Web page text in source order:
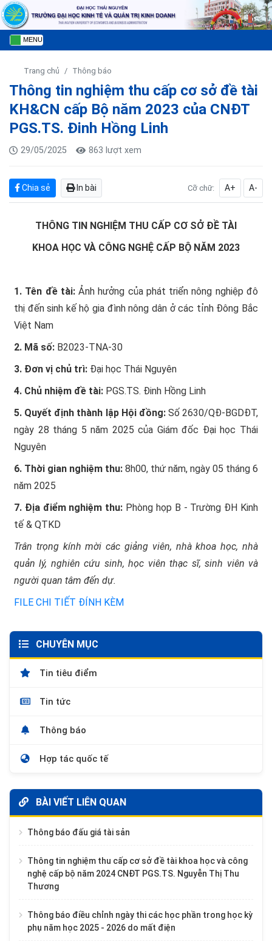
MENU
Trang chủ Thông báo
Thông tin nghiệm thu cấp cơ sở đề tài
KH&CN cấp Bộ năm 2023 của CNĐT
PGS.TS. Đinh Hồng Linh
29/05/2025 863 lượt xem
Chia sẻ In bài Cỡ chữ: A+ A-
THÔNG TIN NGHIỆM THU CẤP CƠ SỞ ĐỀ TÀI
KHOA HỌC VÀ CÔNG NGHỆ CẤP BỘ NĂM 2023
1. Tên đề tài:Ảnh hưởng của phát triển nông nghiệp đô
thị đến sinh kế hộ gia đình nông dân ở các tỉnh Đông Bắc
Việt Nam
2. Mã số: B2023-TNA-30
3. Đơn vị chủ trì: Đại học Thái Nguyên
4. Chủ nhiệm đề tài: PGS.TS. Đinh Hồng Linh
5. Quyết định thành lập Hội đồng:Số 2630/QĐ-BGDĐT,
ngày 28 tháng 5 năm 2025 của Giám đốc Đại học Thái
Nguyên
6. Thời gian nghiệm thu: 8h00, thứ năm, ngày 05 tháng 6
năm 2025
7. Địa điểm nghiệm thu: Phòng họp B - Trường ĐH Kinh
tế & QTKD
Trân trọng kính mời các giảng viên, nhà khoa học, nhà
quản lý, nghiên cứu sinh, học viên thạc sĩ, sinh viên và
người quan tâm đến dự.
FILE CHI TIẾT ĐÍNH KÈM
CHUYÊN MỤC
Tin tiêu điểm
Tin tức
Thông báo
Hợp tác quốc tế
BÀI VIẾT LIÊN QUAN
Thông báo đấu giá tài sản
Thông tin nghiệm thu cấp cơ sở đề tài khoa học và công
nghệ cấp bộ năm 2024 CNĐT PGS.TS. Nguyễn Thị Thu
Thương
Thông báo điều chỉnh ngày thi các học phần trong học kỳ
phụ năm học 2025 - 2026 do mất điện